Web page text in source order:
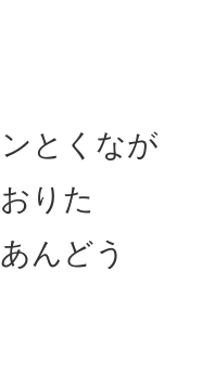
とくなが
りた
んどう